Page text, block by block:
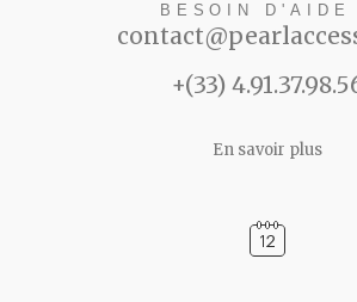
BESOIN D'AIDE
+(33)
En savoir plus